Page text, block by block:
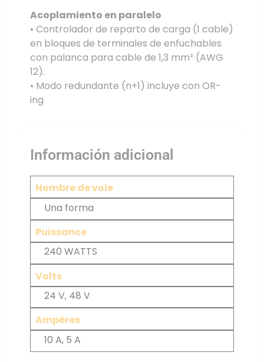
Acoplamiento en paralelo
• Controlador de reparto de carga (1 cable)
en bloques de terminales de enfuchables
con palanca para cable de 1,3 mm² (AWG
12).
• Modo redundante (n+1) incluye con OR-
ing
Información adicional
Nombre de voie
Una forma
Puissance
240 WATTS
Volts
24 V, 48 V
Ampères
10 A, 5 A